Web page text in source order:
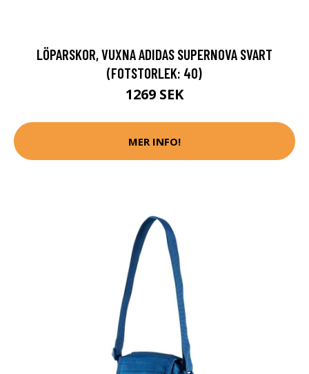
LÖPARSKOR, VUXNA ADIDAS SUPERNOVA SVART
(FOTSTORLEK: 40)
1269 SEK
MER INFO!